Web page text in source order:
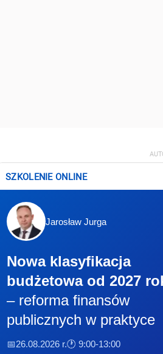
SZKOLENIE ONLINE
Jarosław Jurga
Nowa klasyfikacja
budżetowa od 2027
– reforma finansów
publicznych w praktyce
📅26.08.2026 r.🕐 9:00-13:00